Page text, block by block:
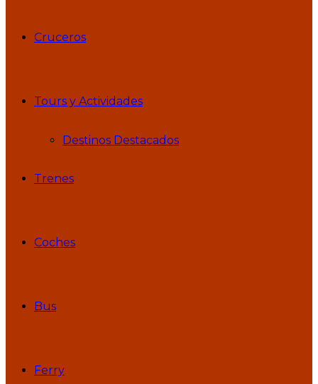
Cruceros
Tours y Actividades
Destinos Destacados
Trenes
Coches
Bus
Ferry